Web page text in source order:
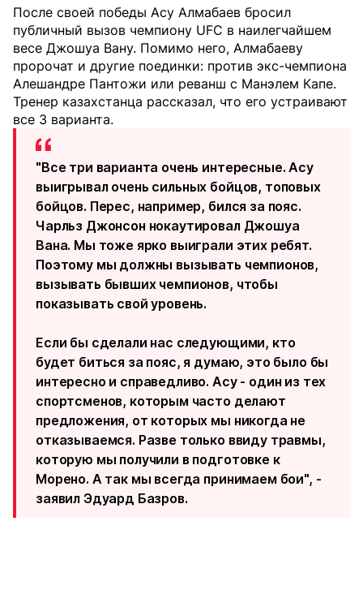
После своей победы Асу Алмабаев бросил
публичный вызов чемпиону UFC в наилегчайшем
весе Джошуа Вану. Помимо него, Алмабаеву
пророчат и другие поединки: против экс-чемпиона
Алешандре Пантожи или реванш с Манэлем Капе.
Тренер казахстанца рассказал, что его устраивают
все 3 варианта.
"Все три варианта очень интересные. Асу
выигрывал очень сильных бойцов, топовых
бойцов. Перес, например, бился за пояс.
Чарльз Джонсон нокаутировал Джошуа
Вана. Мы тоже ярко выиграли этих ребят.
Поэтому мы должны вызывать чемпионов,
вызывать бывших чемпионов, чтобы
показывать свой уровень.
Если бы сделали нас следующими, кто
будет биться за пояс, я думаю, это было бы
интересно и справедливо. Асу - один из тех
спортсменов, которым часто делают
предложения, от которых мы никогда не
отказываемся. Разве только ввиду травмы,
которую мы получили в подготовке к
Морено. А так мы всегда принимаем бои", -
заявил Эдуард Базров.